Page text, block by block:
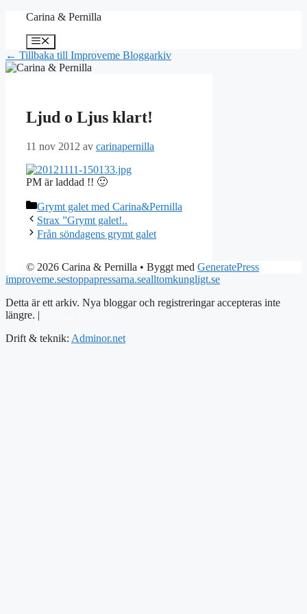
Hoppa
innehåll
Carina & Pernilla
Meny
← Tillbaka till Improveme Bloggarkiv
Ljud o Ljus klart!
11 nov 2012 av carinapernilla
PM är laddad !! 🙂
Kategorier
Grymt galet med Carina&Pernilla
Strax ”Grymt galet!..
Från söndagens grymt galet
© 2026 Carina & Pernilla • Byggt med GeneratePress
improveme.sestoppapressarna.sealltomkungligt.se
Detta är ett arkiv. Nya bloggar och registreringar accepteras inte
längre. |
Drift & teknik: Adminor.net